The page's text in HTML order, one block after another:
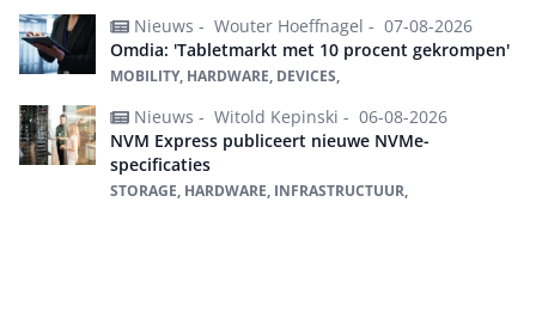
Nieuws - Wouter Hoeffnagel - 07-08-2026
Omdia: 'Tabletmarkt met 10 procent gekrompen'
MOBILITY, HARDWARE, DEVICES,
Nieuws - Witold Kepinski - 06-08-2026
NVM Express publiceert nieuwe NVMe-
specificaties
STORAGE, HARDWARE, INFRASTRUCTUUR,